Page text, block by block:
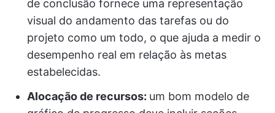
de conclusão fornece uma representação
visual do andamento das tarefas ou do
projeto como um todo, o que ajuda a medir o
desempenho real em relação às metas
estabelecidas.
Alocação de recursos: um bom modelo de